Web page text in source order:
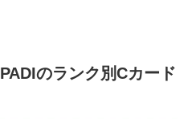
PADIのランク別Cカード